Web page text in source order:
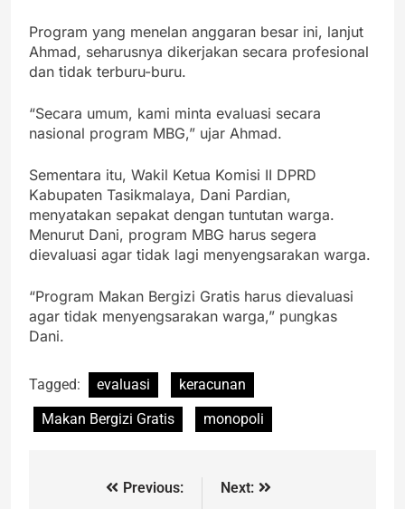
Program yang menelan anggaran besar ini, lanjut
Ahmad, seharusnya dikerjakan secara profesional
dan tidak terburu-buru.
“Secara umum, kami minta evaluasi secara
nasional program MBG,” ujar Ahmad.
Sementara itu, Wakil Ketua Komisi II DPRD
Kabupaten Tasikmalaya, Dani Pardian,
menyatakan sepakat dengan tuntutan warga.
Menurut Dani, program MBG harus segera
dievaluasi agar tidak lagi menyengsarakan warga.
“Program Makan Bergizi Gratis harus dievaluasi
agar tidak menyengsarakan warga,” pungkas
Dani.
Tagged: evaluasi
keracunan
Makan Bergizi Gratis
monopoli
Previous:
Next: